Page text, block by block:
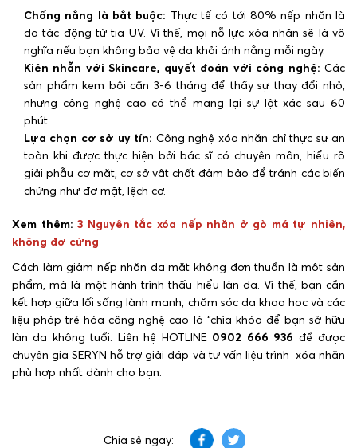
Chống nắng là bắt buộc: Thực tế có tới 80% nếp nhăn là
do tác động từ tia UV. Vì thế, mọi nỗ lực xóa nhăn sẽ là vô
nghĩa nếu bạn không bảo vệ da khỏi ánh nắng mỗi ngày.
Kiên nhẫn với Skincare, quyết đoán với công nghệ: Các
sản phẩm kem bôi cần 3-6 tháng để thấy sự thay đổi nhỏ,
nhưng công nghệ cao có thể mang lại sự lột xác sau 60
phút.
Lựa chọn cơ sở uy tín: Công nghệ xóa nhăn chỉ thực sự an
toàn khi được thực hiện bởi bác sĩ có chuyên môn, hiểu rõ
giải phẫu cơ mặt, cơ sở vật chất đảm bảo để tránh các biến
chứng như đơ mặt, lệch cơ.
Xem thêm:3 Nguyên tắc xóa nếp nhăn ở gò má tự nhiên,
không đơ cứng
Cách làm giảm nếp nhăn da mặt không đơn thuần là một sản
phẩm, mà là một hành trình thấu hiểu làn da. Vì thế, bạn cần
kết hợp giữa lối sống lành mạnh, chăm sóc da khoa học và các
liệu pháp trẻ hóa công nghệ cao là “chìa khóa để bạn sở hữu
làn da không tuổi. Liên hệ HOTLINE 0902 666 936 để được
chuyên gia SERYN hỗ trợ giải đáp và tư vấn liệu trình xóa nhăn
phù hợp nhất dành cho bạn.
Chia sẻ ngay: